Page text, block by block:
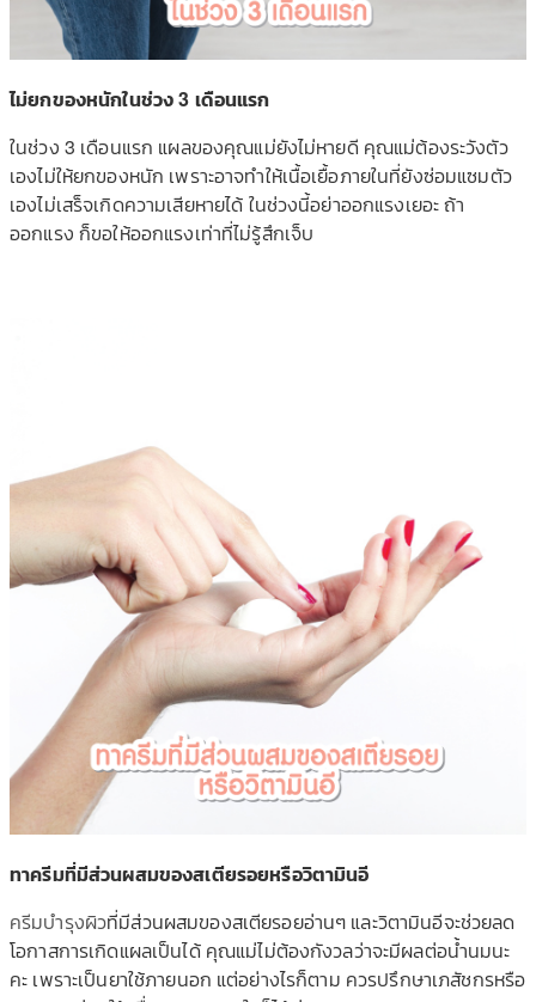
ไม่ยกของหนักในช่วง 3 เดือนแรก
ในช่วง 3 เดือนแรก แผลของคุณแม่ยังไม่หายดี คุณแม่ต้องระวังตัว
เองไม่ให้ยกของหนัก เพราะอาจทำให้เนื้อเยื้อภายในที่ยังซ่อมแซมตัว
เองไม่เสร็จเกิดความเสียหายได้ ในช่วงนี้อย่าออกแรงเยอะ ถ้า
ออกแรง ก็ขอให้ออกแรงเท่าที่ไม่รู้สึกเจ็บ
ทาครีมที่มีส่วนผสมของสเตียรอยหรือวิตามินอี
ครีมบำรุงผิวที่มีส่วนผสมของสเตียรอยอ่านๆ และวิตามินอีจะช่วยลด
โอกาสการเกิดแผลเป็นได้ คุณแม่ไม่ต้องกังวลว่าจะมีผลต่อน้ำนมนะ
คะ เพราะเป็นยาใช้ภายนอก แต่อย่างไรก็ตาม ควรปรึกษาเภสัชกรหรือ